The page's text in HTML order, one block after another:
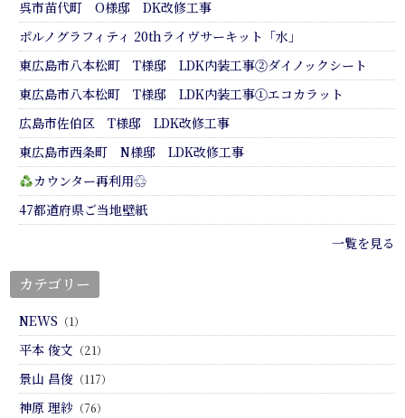
呉市苗代町 O様邸 DK改修工事
ポルノグラフィティ 20thライヴサーキット「水」
東広島市八本松町 T様邸 LDK内装工事②ダイノックシート
東広島市八本松町 T様邸 LDK内装工事①エコカラット
広島市佐伯区 T様邸 LDK改修工事
東広島市西条町 N様邸 LDK改修工事
カウンター再利用♲
47都道府県ご当地壁紙
一覧を見る
カテゴリー
NEWS （1）
平本 俊文 （21）
景山 昌俊 （117）
神原 理紗 （76）